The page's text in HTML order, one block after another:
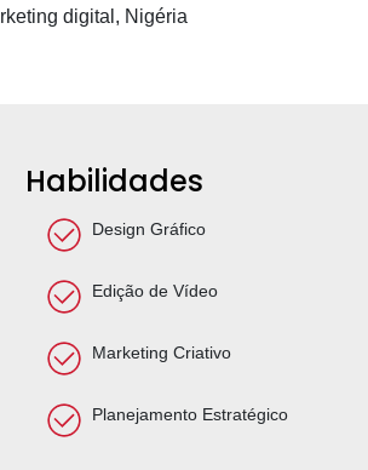
digital, Nigéria
Habilidades
Design Gráfico
Edição de Vídeo
Marketing Criativo
Planejamento Estratégico